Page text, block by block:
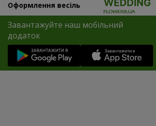
Оформлення весіль
Завантажуйте наш мобільний
додаток